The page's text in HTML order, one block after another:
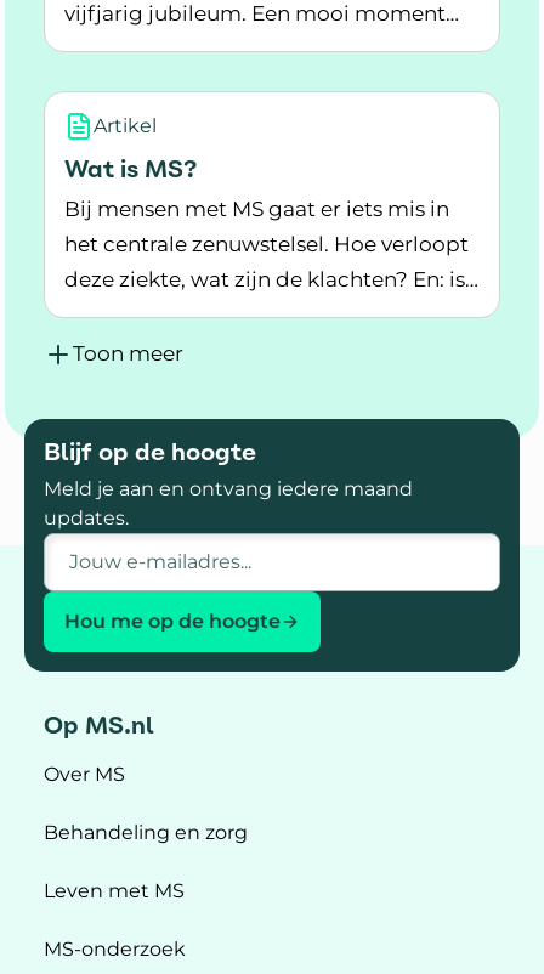
vijfjarig jubileum. Een mooi moment
om terug te blikken op behaalde
toekomst. Want er is nog veel te doen
voor mensen met deze zeldzame
Lees meer over 5 jaar belangenbehartiging
Artikel
Wat is MS?
Bij mensen met MS gaat er iets mis in
het centrale zenuwstelsel. Hoe verloopt
deze ziekte, wat zijn de klachten? En: is
er iets aan te doen?
Lees meer over Wat is MS?
Toon meer
Blijf op de hoogte
Meld je aan en ontvang iedere maand
updates.
E-mailadres
Hou me op de hoogte
Op MS.nl
Over MS
Behandeling en zorg
Leven met MS
MS-onderzoek